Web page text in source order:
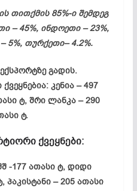
თითქმის 85%-ი შემდეგ
– 45%, ინდოეთი – 23%,
5%, თურქეთი– 4.2%.
გადის.
კენია – 497
ტ, შრი ლანკა – 290
ტ.
ქვეყნები:
-177 ათასი ტ, დიდი
პაკისტანი – 205 ათასი